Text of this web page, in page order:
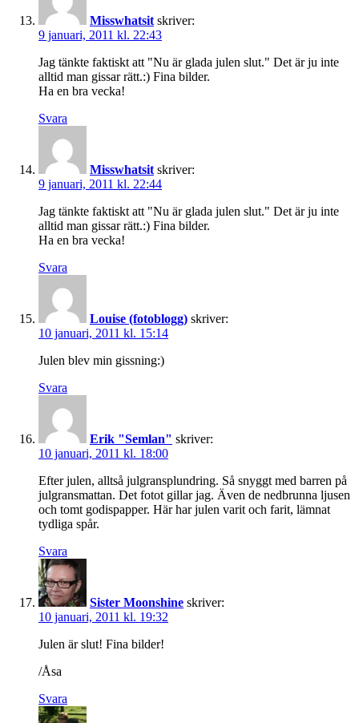
Misswhatsit skriver:
9 januari, 2011 kl. 22:43
Jag tänkte faktiskt att "Nu är glada julen slut." Det är ju inte
alltid man gissar rätt.:) Fina bilder.
Ha en bra vecka!
Svara
Misswhatsit skriver:
9 januari, 2011 kl. 22:44
Jag tänkte faktiskt att "Nu är glada julen slut." Det är ju inte
alltid man gissar rätt.:) Fina bilder.
Ha en bra vecka!
Svara
Louise (fotoblogg) skriver:
10 januari, 2011 kl. 15:14
Julen blev min gissning:)
Svara
Erik "Semlan" skriver:
10 januari, 2011 kl. 18:00
Efter julen, alltså julgransplundring. Så snyggt med barren på
julgransmattan. Det fotot gillar jag. Även de nedbrunna ljusen
och tomt godispapper. Här har julen varit och farit, lämnat
tydliga spår.
Svara
Sister Moonshine skriver:
10 januari, 2011 kl. 19:32
Julen är slut! Fina bilder!
/Åsa
Svara